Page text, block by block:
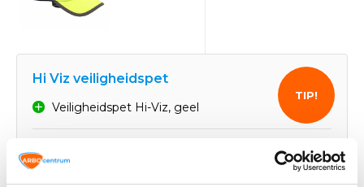
Hi Viz veiligheidspet
Veiligheidspet Hi-Viz, geel
Normaal:
21,91
Je bespaart:
4,28
TIP!